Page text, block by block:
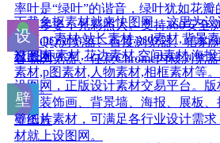
率叶是“绿叶”的谐音，绿叶犹如花
婀娜多姿，光彩照人。支持360安全
器、QQ浏览器、百度浏览器、猎豹
谷歌浏览器、任意Chrome内核浏览
下载免抠素材就来快图网，这里为设
素材,ps素材,站长素材,psd素材,背景
材,图标素材,花边素材,空间素材,海
素材,p图素材,人物素材,相框素材等
设计。
设图网
设图网，正版设计素材交易平台。
图、装饰画、背景墙、海报、展板
等图片素材，可满足各行业设计需
材就上设图网。
壁纸族